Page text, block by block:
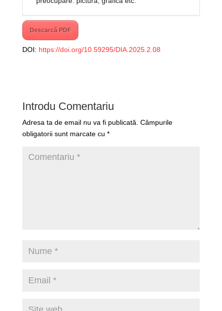
Descarcă PDF
DOI: https://doi.org/10.59295/DIA.2025.2.08
Introdu Comentariu
Adresa ta de email nu va fi publicată. Câmpurile
obligatorii sunt marcate cu *